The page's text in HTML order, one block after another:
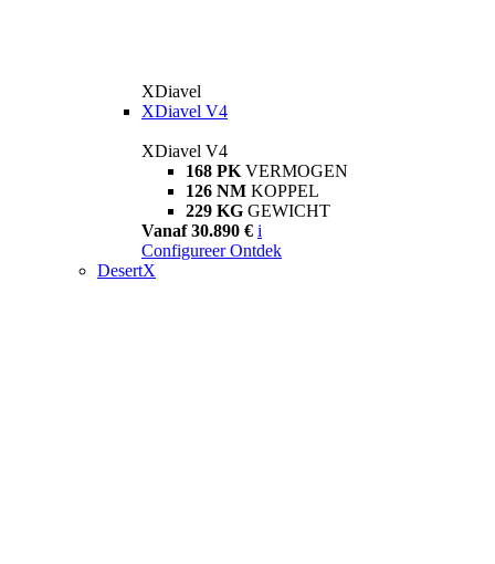
XDiavel
XDiavel V4
XDiavel V4
168 PK VERMOGEN
126 NM KOPPEL
229 KG GEWICHT
Vanaf 30.890 € i
Configureer Ontdek
DesertX